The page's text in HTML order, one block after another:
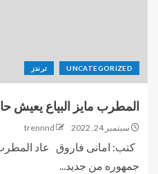
UNCATEGORIZED ترندز
المطرب مايز البياع يعيش
سبتمبر 24, 2022 trennnd
كتب: امانى فاروق عاد المطرب
جمهوره من جديد...